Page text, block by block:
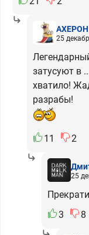
АХЕРОН
25
затусуют в
хватило!
разрабы!
11 2
25
3
8